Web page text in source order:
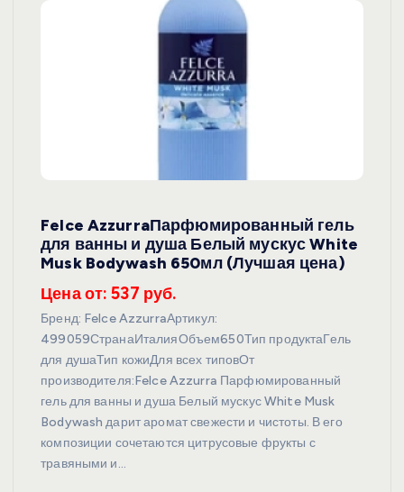
Felce AzzurraПарфюмированный гель
для ванны и душа Белый мускус White
Musk Bodywash 650мл (Лучшая цена)
Цена от: 537 руб.
Бренд: Felce AzzurraАртикул:
499059СтранаИталияОбъем650Тип продуктаГель
для душаТип кожиДля всех типовОт
производителя:Felce Azzurra Парфюмированный
гель для ванны и душа Белый мускус White Musk
Bodywash дарит аромат свежести и чистоты. В его
композиции сочетаются цитрусовые фрукты с
травяными и…